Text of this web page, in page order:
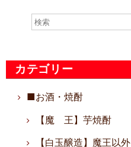
カテゴリー
■お酒・焼酎
【魔 王】芋焼酎
【白玉醸造】魔王以外